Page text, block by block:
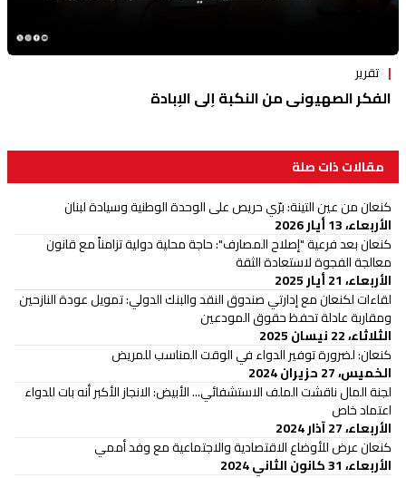
تقرير
الفكر الصهيوني من النكبة إلى الإبادة
مقالات ذات صلة
كنعان من عين التينة: برّي حريص على الوحدة الوطنية وسيادة لبنان
الأربعاء، 13 أيار 2026
كنعان بعد فرعية "إصلاح المصارف": حاجة محلية دولية تزامناً مع قانون
معالجة الفجوة لاستعادة الثقة
الأربعاء، 21 أيار 2025
لقاءات لكنعان مع إدارتي صندوق النقد والبنك الدولي: تمويل عودة النازحين
ومقاربة عادلة تحفظ حقوق المودعين
الثلاثاء، 22 نيسان 2025
كنعان: لضرورة توفير الدواء في الوقت المناسب للمريض
الخميس، 27 حزيران 2024
لجنة المال ناقشت الملف الاستشفائي... الأبيض: الانجاز الأكبر أنه بات للدواء
اعتماد خاص
الأربعاء، 27 آذار 2024
كنعان عرض للأوضاع الاقتصادية والاجتماعية مع وفد أممي
الأربعاء، 31 كانون الثاني 2024